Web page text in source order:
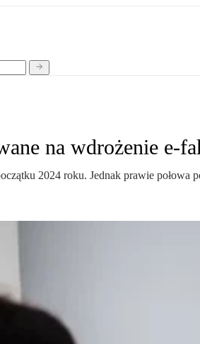
na wdrożenie e-
2024 roku. Jednak prawie połowa